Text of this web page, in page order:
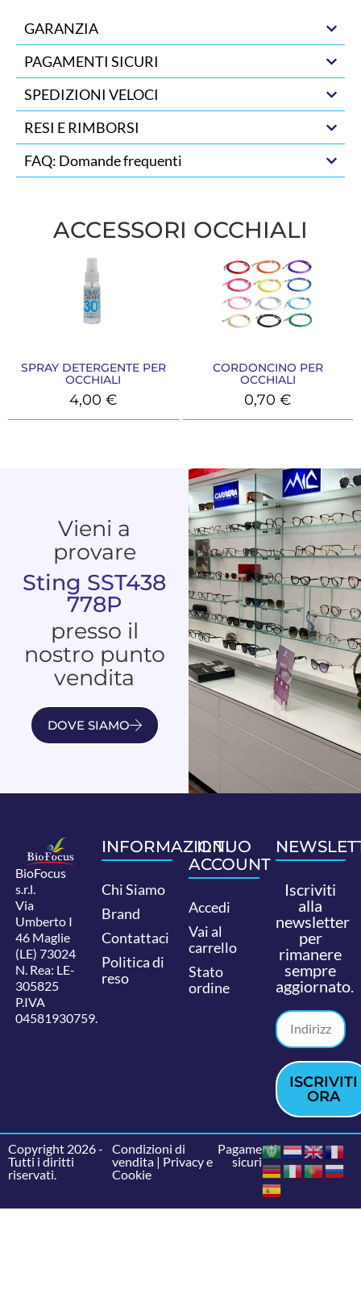
GARANZIA
PAGAMENTI SICURI
SPEDIZIONI VELOCI
RESI E RIMBORSI
FAQ: Domande frequenti
ACCESSORI OCCHIALI
SPRAY DETERGENTE PER
OCCHIALI
4,00€
CORDONCINO PER
OCCHIALI
0,70€
Vieni a
provare
Sting SST438
778P
presso il
nostro punto
vendita
DOVE SIAMO
BioFocus
s.r.l.
Via
Umberto I
46 Maglie
(LE) 73024
N. Rea: LE-
305825
P.IVA
04581930759.
INFORMAZIONI
Chi Siamo
Brand
Contattaci
Politica di
reso
IL TUO
ACCOUNT
Accedi
Vai al
carrello
Stato
ordine
Iscriviti
alla
newsletter
per
rimanere
sempre
aggiornato.
ISCRIVITI
ORA
Copyright 2026 -
Tutti i diritti
riservati.
Condizioni di
vendita| Privacy e
Cookie
Pagamenti
sicuri